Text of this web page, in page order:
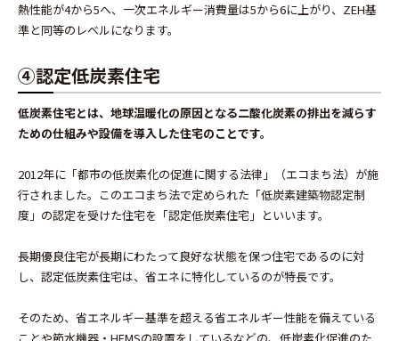
熱性能が4から5へ、一次エネルギー消費量は5から6に上がり、ZEH基
準と同等のレベルになります。
④認定低炭素住宅
低炭素住宅とは、地球温暖化の原因となる二酸化炭素の排出を減らす
ための仕組みや設備を導入した住宅のことです。
2012年に「都市の低炭素化の促進に関する法律」（エコまち法）が施
行されました。このエコまち法で定められた「低炭素建築物認定制
度」の認定を受けた住宅を「認定低炭素住宅」といいます。
長期優良住宅が長期にわたって良好な状態を保つ住宅であるのに対
し、認定低炭素住宅は、省エネに特化しているのが特長です。
そのため、省エネルギー基準を超える省エネルギー性能を備えている